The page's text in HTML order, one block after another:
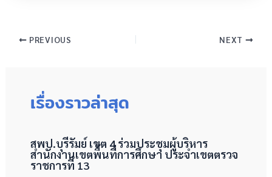
PREVIOUS NEXT
เรื่องราวล่าสุด
สพป.บุรีรัมย์ เขต 4 ร่วมประชุมผู้บริหาร
สำนักงานเขตพื้นที่การศึกษา ประจำเขตตรวจ
ราชการที่ 13